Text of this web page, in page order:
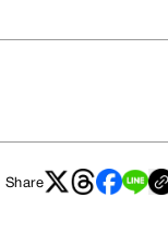
Share